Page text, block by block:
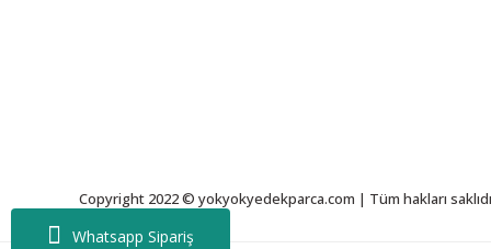
Whatsapp Sipariş
Copyright 2022 © yokyokyedekparca.com | Tüm hakları